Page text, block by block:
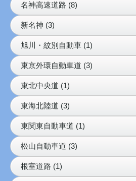
名神高速道路 (8)
新名神 (3)
旭川・紋別自動車 (1)
東京外環自動車道 (3)
東北中央道 (1)
東海北陸道 (3)
東関東自動車道 (1)
松山自動車道 (3)
根室道路 (1)